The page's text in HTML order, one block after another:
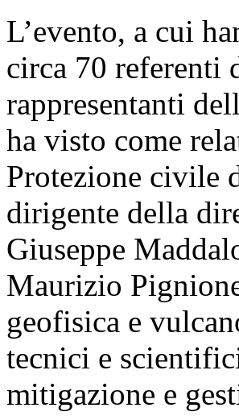
L’evento, a cui
circa 70 referenti
rappresentanti
ha visto come
Protezione civile
dirigente della
Giuseppe
Maurizio
geofisica e
tecnici e
mitigazione e